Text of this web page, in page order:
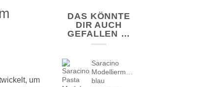
um
DAS KÖNNTE
DIR AUCH
GEFALLEN …
Saracino
Modelliermasse
blau